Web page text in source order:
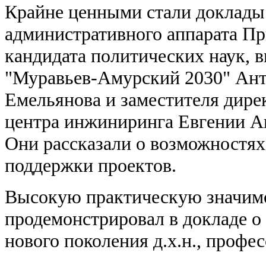
Крайне ценными стали доклады
административного аппарата
кандидата политических наук,
"Муравьев-Амурский 2030"
Емельянова и заместителя
центра инжиниринга Евгении
Они рассказали о
поддержки проектов.
Высокую практическую
продемонстрировал в докладе
нового поколения д.х.н.,